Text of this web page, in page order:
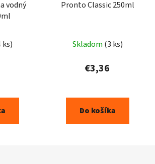
vodný
ks)
Pronto Classic 250ml
Skladom (3 ks)
€3,36
Do košíka